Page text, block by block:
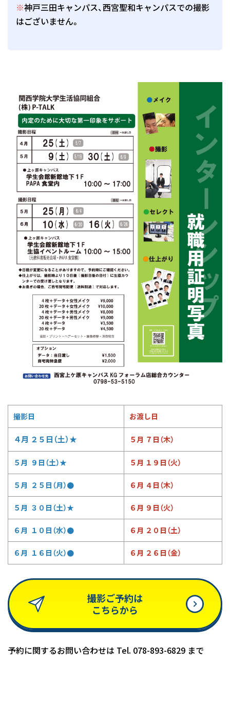
※神戸三田キャンパス、西宮聖和キャンパスでの撮影
はございません。
撮影日 お渡し日
４月 ２５日（土）★ ５月 ７日（木）
５月 ９日（土）★ ５月 １９日（火）
５月 ２５日（月）● ６月 ４日（木）
５月 ３０日（土）★ ６月 ９日（火）
６月 １０日（水）● ６月 ２０日（土）
６月 １６日（火）● ６月 ２６日（金）
撮影ご予約は
こちらから
予約に関するお問い合わせは Tel. 078-893-6829 まで